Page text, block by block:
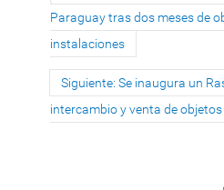
Paraguay tras dos meses de
instalaciones
Siguiente: Se inaugura un
intercambio y venta de